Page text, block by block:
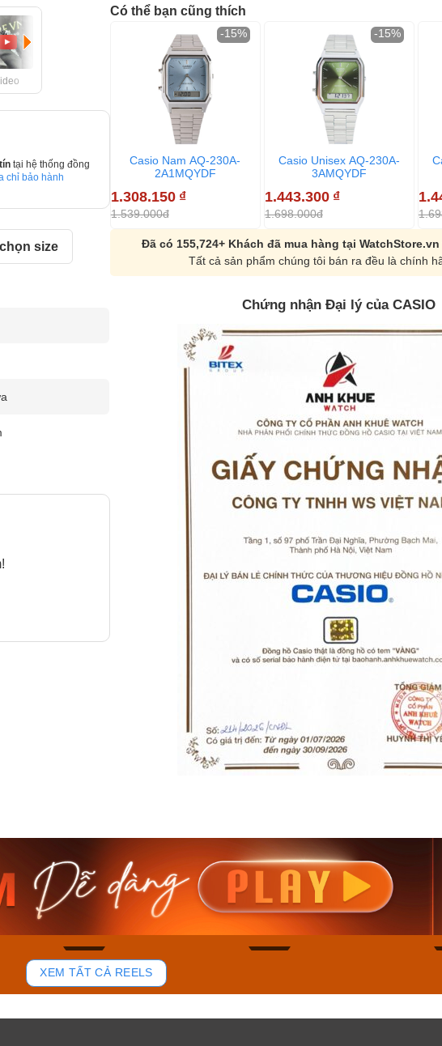
tại hệ thống đồng
chỉ bảo hành
size
Có thể bạn cũng thích
Casio Nam AQ-230A-
2A1MQYDF
1.308.150 ₫
1.539.000đ
-15%
Casio Unisex AQ-230A-
3AMQYDF
1.443.300 ₫
1.698.000đ
-15%
Đã có 155,724+ Khách đã mua hàng tại
Tất cả sản phẩm chúng tôi bán ra đều là chính
Chứng nhận Đại lý của CASIO
44
Casio Nam MTS-
RS100L-1AVDF
4.276.000₫
3.634.600₫
Casio Unisex AQ-
230EL-1ADF
2.117.000₫
1.799.450₫
Mua ngay
XEM TẤT CẢ REELS